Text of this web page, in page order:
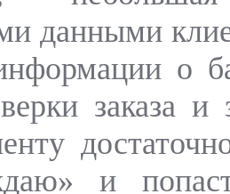
данными
о
заказа и
и